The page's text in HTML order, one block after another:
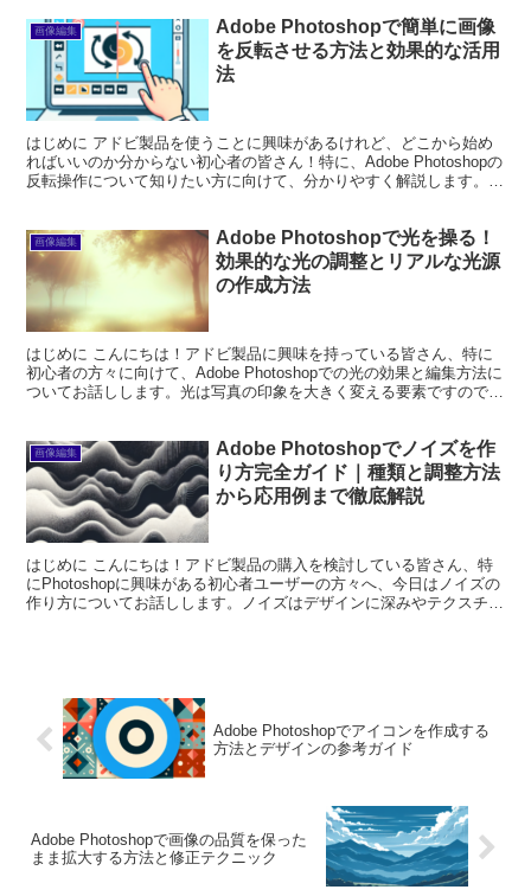
画像編集
Adobe Photoshopで簡単に画像
を反転させる方法と効果的な活用
法
はじめに アドビ製品を使うことに興味があるけれど、どこから始め
ればいいのか分からない初心者の皆さん！特に、Adobe Photoshopの
反転操作について知りたい方に向けて、分かりやすく解説します。プ
画像編集
Adobe Photoshopで光を操る！
効果的な光の調整とリアルな光源
の作成方法
はじめに こんにちは！アドビ製品に興味を持っている皆さん、特に
初心者の方々に向けて、Adobe Photoshopでの光の効果と編集方法に
ついてお話しします。光は写真の印象を大きく変える要素ですので、
画像編集
Adobe Photoshopでノイズを作
り方完全ガイド｜種類と調整方法
から応用例まで徹底解説
はじめに こんにちは！アドビ製品の購入を検討している皆さん、特
にPhotoshopに興味がある初心者ユーザーの方々へ、今日はノイズの
作り方についてお話しします。ノイズはデザインに深みやテクスチャ
Adobe Photoshopでアイコンを作成する
方法とデザインの参考ガイド
Adobe Photoshopで画像の品質を保った
まま拡大する方法と修正テクニック